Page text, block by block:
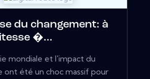
du changement: à
�...
mondiale et l'impact du
ont été un choc massif pour